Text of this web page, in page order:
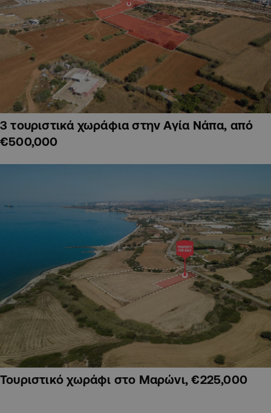
3 τουριστικά χωράφια στην Αγία Νάπα, από
€500,000
Τουριστικό χωράφι στο Μαρώνι, €225,000